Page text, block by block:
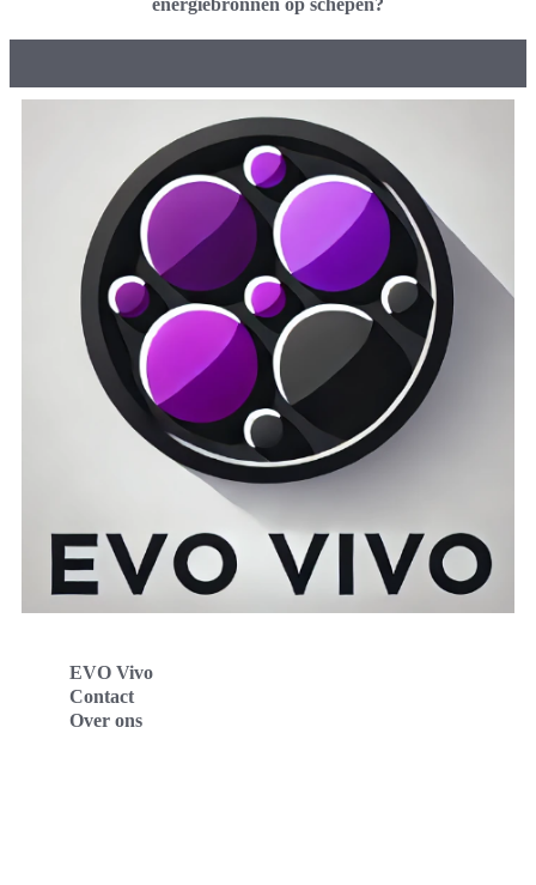
energiebronnen op schepen?
EVO Vivo
Contact
Over ons